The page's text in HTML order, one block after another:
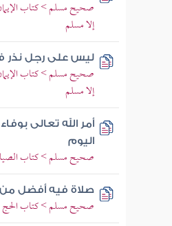
صحيح مسلم > كتاب
إلا مسلم
ليس على رجل نذر
صحيح مسلم > كتاب
إلا مسلم
أمر الله تعالى
اليوم
صحيح مسلم > كتاب
صلاة فيه أفضل من
صحيح مسلم > كتاب الحج